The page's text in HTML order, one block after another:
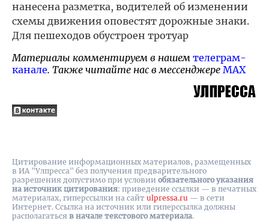
нанесена разметка, водителей об изменении
схемы движения оповестят дорожные знаки.
Для пешеходов обустроен тротуар
Материалы комментируем в нашем телеграм-
канале. Также читайте нас в мессенджере MAX
Цитирование информационных материалов, размещенных
в ИА "Улпресса" без получения предварительного
разрешения допустимо при условии обязательного указания
на источник цитирования: приведение ссылки — в печатных
материалах, гиперссылки на cайт ulpressa.ru — в сети
Интернет. Ссылка на источник или гиперссылка должны
располагаться в начале текстового материала.